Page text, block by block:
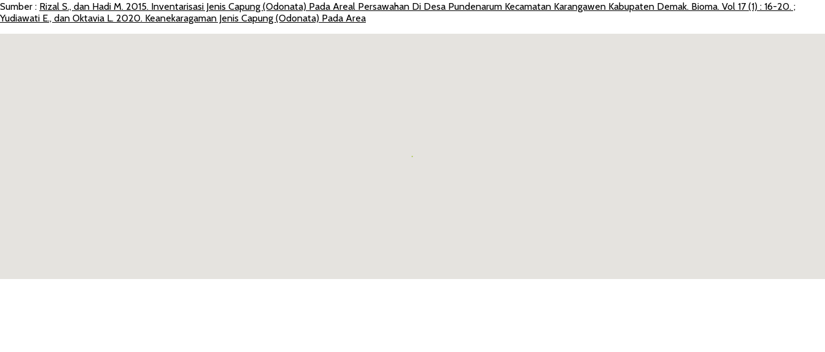
Sumber : Rizal S., dan Hadi M. 2015. Inventarisasi Jenis Capung (Odonata) Pada Areal Persawahan Di Desa Pundenarum Kecamatan Karangawen Kabupaten Demak. Bioma. Vol 17 (1) : 16-20. ;
Yudiawati E., dan Oktavia L. 2020. Keanekaragaman Jenis Capung (Odonata) Pada Area